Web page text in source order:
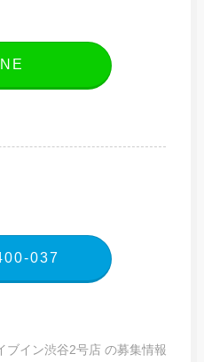
037
ブイン渋谷2号店 の募集情報